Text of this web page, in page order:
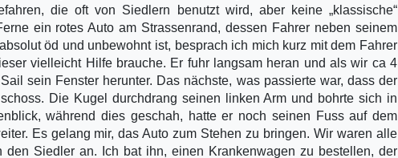
die oft von Siedlern benutzt wird, aber keine „klassische“
ein rotes Auto am Strassenrand, dessen Fahrer neben seinem
öd und unbewohnt ist, besprach ich mich kurz mit dem Fahrer
vielleicht Hilfe brauche. Er fuhr langsam heran und als wir ca 4
sein Fenster herunter. Das nächste, was passierte war, dass der
Die Kugel durchdrang seinen linken Arm und bohrte sich in
während dies geschah, hatte er noch seinen Fuss auf dem
Es gelang mir, das Auto zum Stehen zu bringen. Wir waren alle
Siedler an. Ich bat ihn, einen Krankenwagen zu bestellen, der